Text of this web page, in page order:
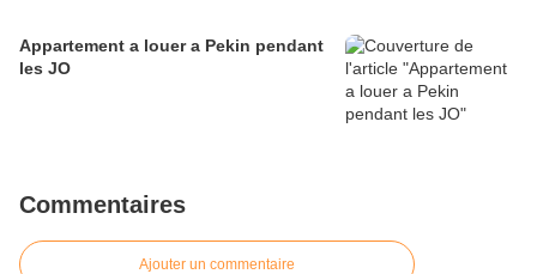
Appartement a louer a Pekin pendant
les JO
Commentaires
Ajouter un commentaire